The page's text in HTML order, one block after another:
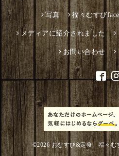
写真 福々むすび
メディアに紹介されました
お問い合わせ
©2026おむすび&定食 福々む